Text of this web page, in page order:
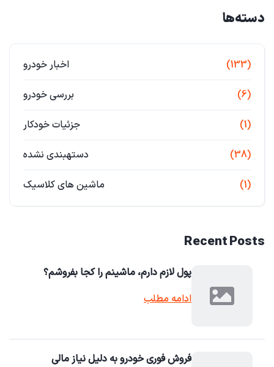
دسته‌ها
اخبار خودرو (133)
بررسی خودرو (6)
جزئیات خودکار (1)
دستهبندی نشده (38)
ماشین های کلاسیک (1)
Recent Posts
پول لازم دارم، ماشینم را کجا بفروشم؟
ادامه مطلب
فروش فوری خودرو به دلیل نیاز مالی